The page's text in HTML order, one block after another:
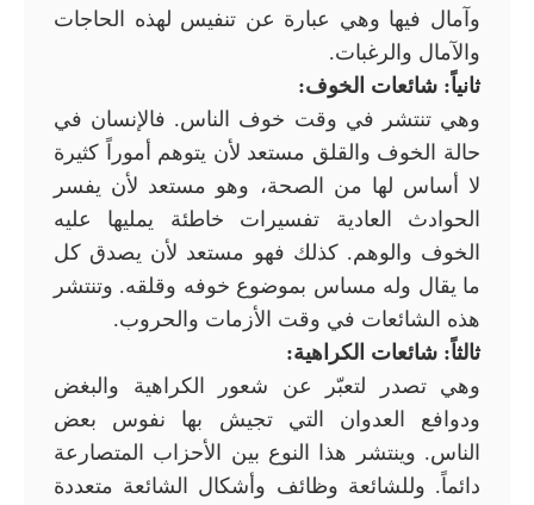
وآمال فيها وهي عبارة عن تنفيس لهذه الحاجات
والآمال والرغبات.
ثانياً: شائعات الخوف:
وهي تنتشر في وقت خوف الناس. فالإنسان في
حالة الخوف والقلق مستعد لأن يتوهم أموراً كثيرة
لا أساس لها من الصحة، وهو مستعد لأن يفسر
الحوادث العادية تفسيرات خاطئة يمليها عليه
الخوف والوهم. كذلك فهو مستعد لأن يصدق كل
ما يقال وله مساس بموضوع خوفه وقلقه. وتنتشر
هذه الشائعات في وقت الأزمات والحروب.
ثالثاً: شائعات الكراهية:
وهي تصدر لتعبّر عن شعور الكراهية والبغض
ودوافع العدوان التي تجيش بها نفوس بعض
الناس. وينتشر هذا النوع بين الأحزاب المتصارعة
دائماً. وللشائعة وظائف وأشكال الشائعة متعددة